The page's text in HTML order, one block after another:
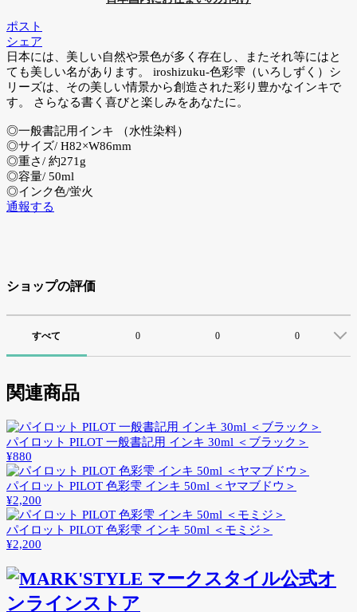
ポスト
シェア
日本には、美しい自然や景色が多く存在し、またそれ等にはと
ても美しい名があります。 iroshizuku-色彩雫（いろしずく）シ
リーズは、その美しい情景から創造された彩り豊かなインキで
す。 さらなる書く喜びと楽しみをあなたに。
◎一般書記用インキ （水性染料）
◎サイズ/ H82×W86mm
◎重さ/ 約271g
◎容量/ 50ml
◎インク色/蛍火
通報する
ショップの評価
すべて 0 0 0
関連商品
パイロット PILOT 一般書記用 インキ 30ml ＜ブラック＞
¥880
パイロット PILOT 色彩雫 インキ 50ml ＜ヤマブドウ＞
¥2,200
パイロット PILOT 色彩雫 インキ 50ml ＜モミジ＞
¥2,200